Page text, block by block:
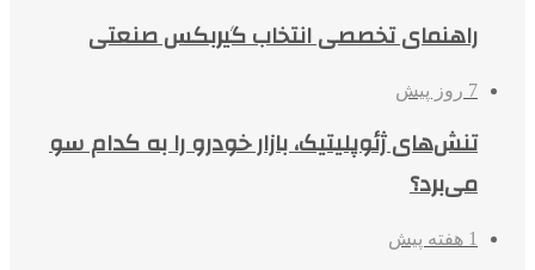
راهنمای تخصصی انتخاب گیربکس صنعتی
7 روز پیش
تنش‌های ژئوپلیتیک، بازار خودرو را به کدام سو
می‌برد؟
1 هفته پیش